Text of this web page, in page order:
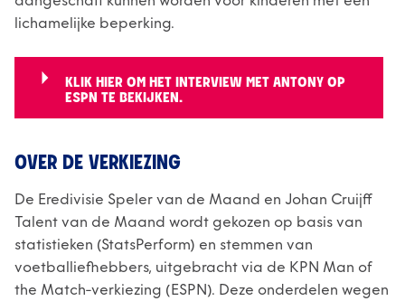
lichamelijke beperking.
KLIK HIER OM HET INTERVIEW MET ANTONY OP
ESPN TE BEKIJKEN.
OVER DE VERKIEZING
De Eredivisie Speler van de Maand en Johan Cruijff
Talent van de Maand wordt gekozen op basis van
statistieken (StatsPerform) en stemmen van
voetballiefhebbers, uitgebracht via de KPN Man of
the Match-verkiezing (ESPN). Deze onderdelen wegen